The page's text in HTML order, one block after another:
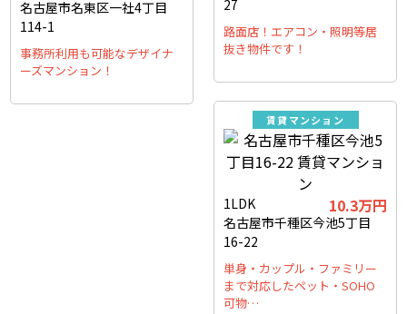
名古屋市名東区一社4丁目
114-1
事務所利用も可能なデザイナ
ーズマンション！
27
路面店！エアコン・照明等居
抜き物件です！
賃貸マンション
1LDK 10.3万円
名古屋市千種区今池5丁目
16-22
単身・カップル・ファミリー
まで対応したペット・SOHO
可物…